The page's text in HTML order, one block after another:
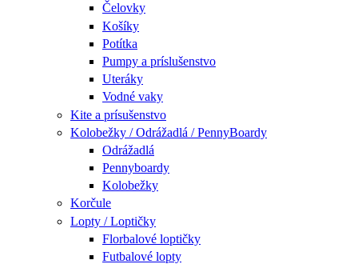
Čelovky
Košíky
Potítka
Pumpy a príslušenstvo
Uteráky
Vodné vaky
Kite a prísušenstvo
Kolobežky / Odrážadlá / PennyBoardy
Odrážadlá
Pennyboardy
Kolobežky
Korčule
Lopty / Loptičky
Florbalové loptičky
Futbalové lopty